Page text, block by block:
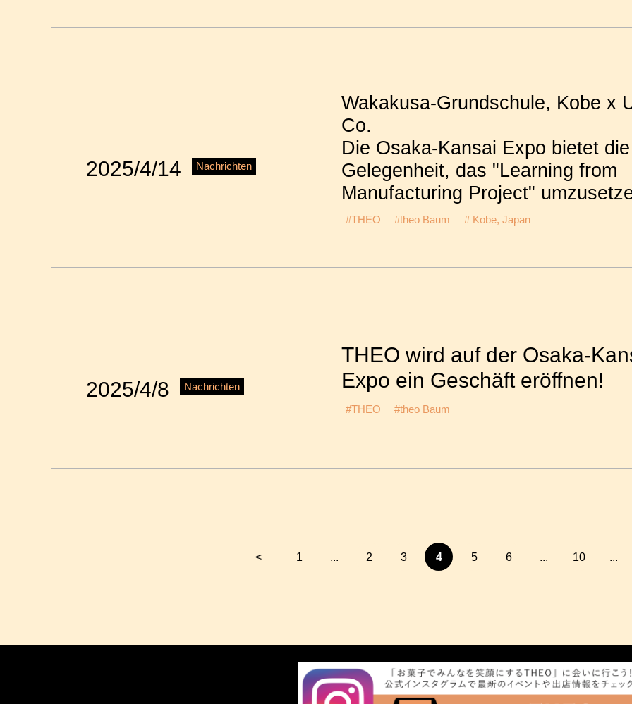
2025/4/14 Nachrichten
Wakakusa-Grundschule, Kobe x
Co.
Die Osaka-Kansai Expo bietet die
Gelegenheit, das "Learning from
Manufacturing Project"
#THEO #theo Baum # Kobe, Japan
2025/4/8 Nachrichten
THEO wird auf der Osaka-
Expo ein Geschäft eröffnen!
#THEO #theo Baum
1
< ... 2 3 4 5 6 ... 10 ...